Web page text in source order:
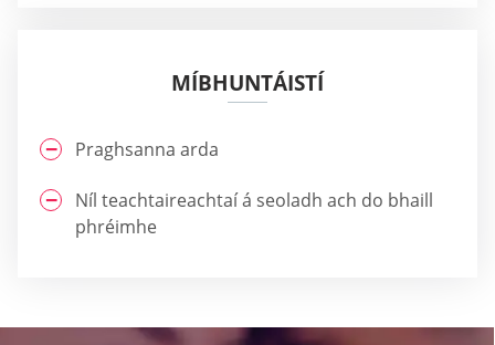
MÍBHUNTÁISTÍ
Praghsanna arda
Níl teachtaireachtaí á seoladh ach do bhaill
phréimhe